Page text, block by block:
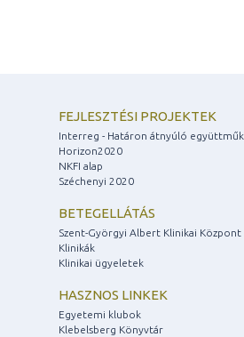
FEJLESZTÉSI PROJEKTEK
Interreg - Határon átnyúló
Horizon2020
NKFI alap
Széchenyi 2020
BETEGELLÁTÁS
Szent-Györgyi Albert Klinikai Központ
Klinikák
Klinikai ügyeletek
HASZNOS LINKEK
Egyetemi klubok
Klebelsberg Könyvtár